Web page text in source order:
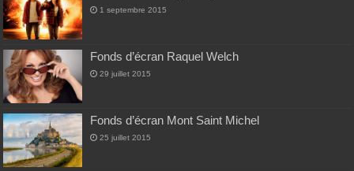
1 septembre 2015
Fonds d’écran Raquel Welch
29 juillet 2015
Fonds d’écran Mont Saint Michel
25 juillet 2015